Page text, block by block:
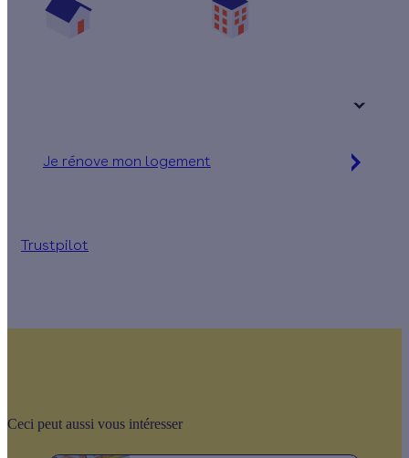
Je rénove mon logement
Trustpilot
Ceci peut aussi vous intéresser